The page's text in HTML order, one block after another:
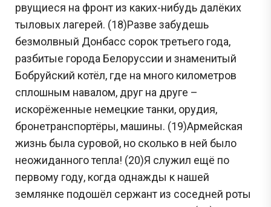
рвущиеся на фронт из каких-нибудь далёких
тыловых лагерей. (18)Разве забудешь
безмолвный Донбасс сорок третьего года,
разбитые города Белоруссии и знаменитый
Бобруйский котёл, где на много километров
сплошным навалом, друг на друге –
искорёженные немецкие танки, орудия,
бронетранспортёры, машины. (19)Армейская
жизнь была суровой, но сколько в ней было
неожиданного тепла! (20)Я служил ещё по
первому году, когда однажды к нашей
землянке подошёл сержант из соседней роты